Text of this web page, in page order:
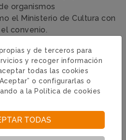
organismos
el Ministerio de Cultura con
convenio.
en puno
y de terceros para
y recoger información
todas las cookies
o configurarlas o
a la Política de cookies
TODAS